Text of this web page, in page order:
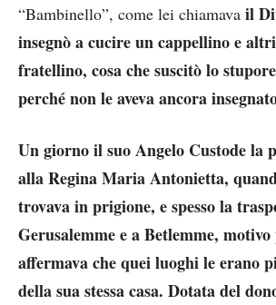
“Bambinello”, come lei chiamava il
insegnò a cucire un cappellino e
fratellino, cosa che suscitò lo
perché non le aveva ancora
Un giorno il suo Angelo Custode la
alla Regina Maria Antonietta,
trovava in prigione, e spesso la
Gerusalemme e a Betlemme,
affermava che quei luoghi le erano
della sua stessa casa. Dotata del